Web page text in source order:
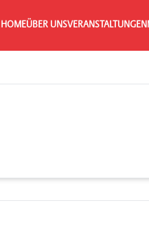
HOMEÜBER UNSVERANSTALTUNGEN